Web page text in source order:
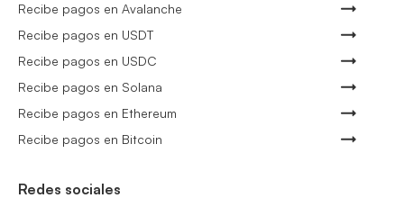
Recibe pagos en Avalanche
Recibe pagos en USDT
Recibe pagos en USDC
Recibe pagos en Solana
Recibe pagos en Ethereum
Recibe pagos en Bitcoin
Redes sociales